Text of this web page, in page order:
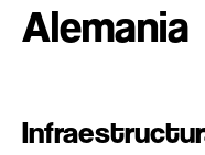
Alemania